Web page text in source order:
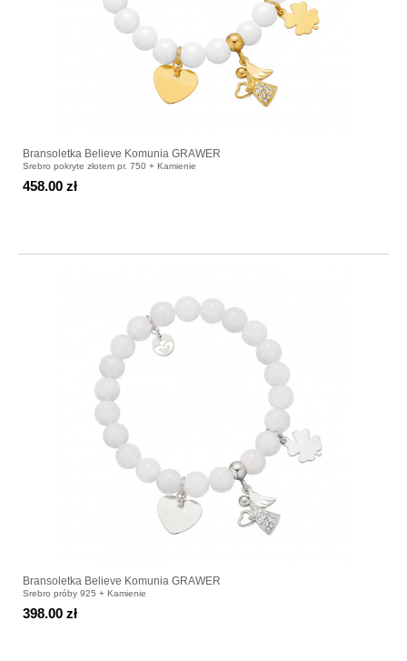
Bransoletka Believe Komunia GRAWER
Srebro pokryte złotem pr. 750 + Kamienie
458.00 zł
Bransoletka Believe Komunia GRAWER
Srebro próby 925 + Kamienie
398.00 zł